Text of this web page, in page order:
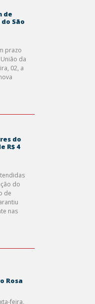
de
São
prazo
da
02, a
do
R$ 4
do
de
nas
Rosa
feira,